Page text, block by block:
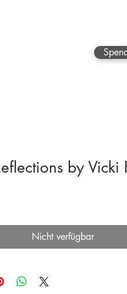
by Vicki
Nicht verfügbar